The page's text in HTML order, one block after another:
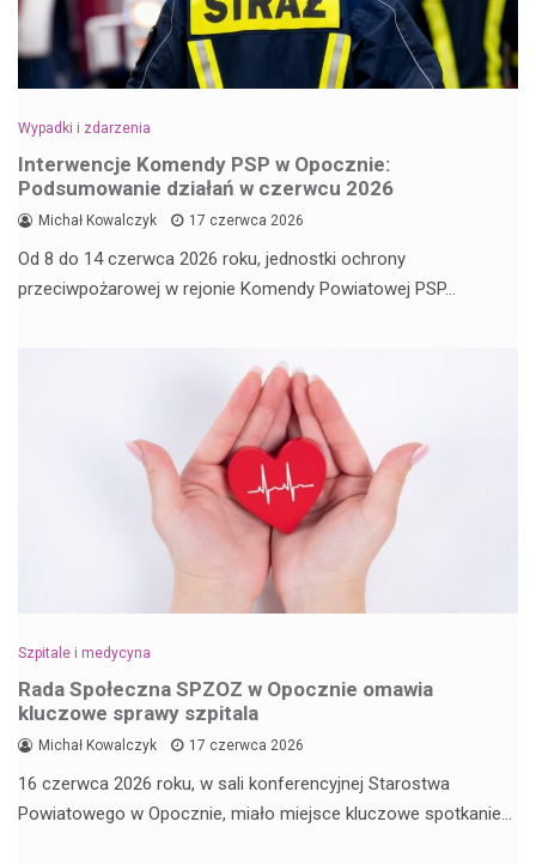
Wypadki i zdarzenia
Interwencje Komendy PSP w Opocznie:
Podsumowanie działań w czerwcu 2026
Michał Kowalczyk 17 czerwca 2026
Od 8 do 14 czerwca 2026 roku, jednostki ochrony
przeciwpożarowej w rejonie Komendy Powiatowej PSP…
Szpitale i medycyna
Rada Społeczna SPZOZ w Opocznie omawia
kluczowe sprawy szpitala
Michał Kowalczyk 17 czerwca 2026
16 czerwca 2026 roku, w sali konferencyjnej Starostwa
Powiatowego w Opocznie, miało miejsce kluczowe spotkanie…